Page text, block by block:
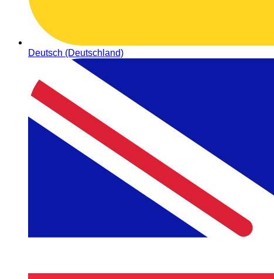
Deutsch (Deutschland)